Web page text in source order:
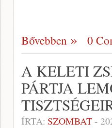
Bővebben 0
A KELETI
PÁRTJA
ÍRTA: SZOMBAT-